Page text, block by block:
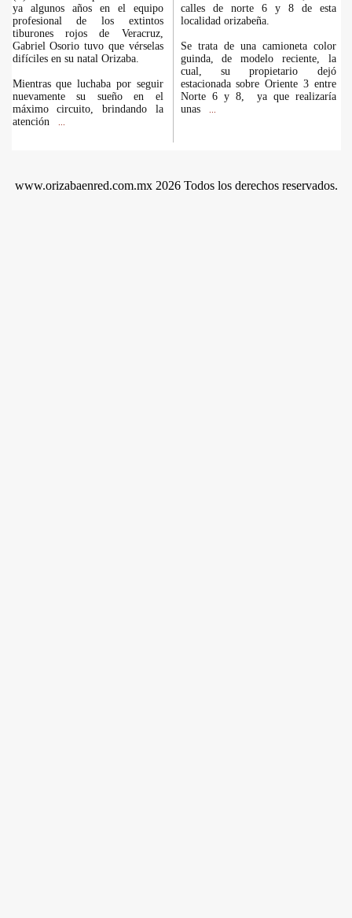
ya algunos años en el equipo
profesional de los extintos
tiburones rojos de Veracruz,
Gabriel Osorio tuvo que vérselas
difíciles en su natal Orizaba.
Mientras que luchaba por seguir
nuevamente su sueño en el
máximo circuito, brindando la
atención
calles de norte 6 y 8 de esta
localidad orizabeña.
Se trata de una camioneta color
guinda, de modelo reciente, la
cual, su propietario dejó
estacionada sobre Oriente 3 entre
Norte 6 y 8, ya que realizaría
unas
www.orizabaenred.com.mx 2026 Todos los derechos reservados.